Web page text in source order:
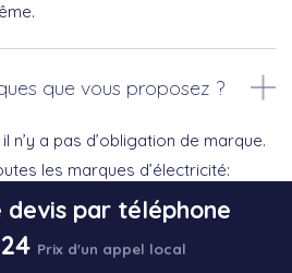
que vous proposez ?
n’y a pas d’obligation de marque.
les marques d’électricité:
devis par téléphone
Prix d'un appel local